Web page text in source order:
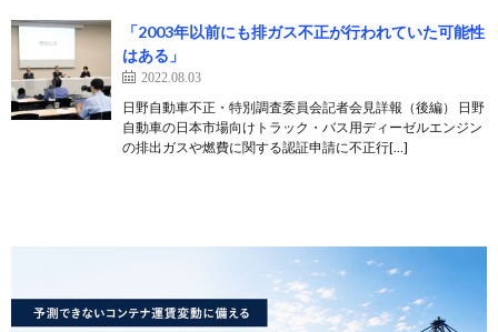
「2003年以前にも排ガス不正が行われていた可能性
はある」
2022.08.03
日野自動車不正・特別調査委員会記者会見詳報（後編） 日野
自動車の日本市場向けトラック・バス用ディーゼルエンジン
の排出ガスや燃費に関する認証申請に不正行[…]